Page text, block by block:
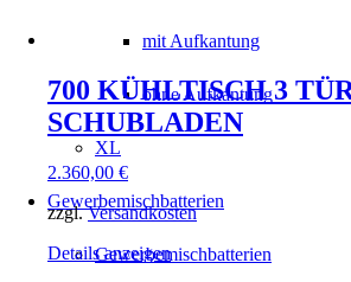
mit Aufkantung
ohne Aufkantung
XL
Gewerbemischbatterien
Gewerbemischbatterien
700 KÜHLTISCH 3
SCHUBLADEN
2.360,00 €
zzgl.Versandkosten
Details anzeigen